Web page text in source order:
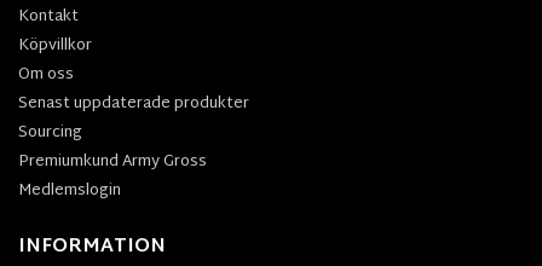
Kontakt
Köpvillkor
Om oss
Senast uppdaterade produkter
Sourcing
Premiumkund Army Gross
Medlemslogin
INFORMATION